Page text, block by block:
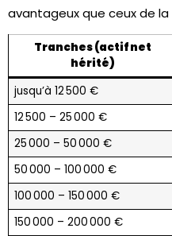
avantageux que ceux de la
Tranches (actif net
hérité)
jusqu’à 12 500 €
12 500 – 25 000 €
25 000 – 50 000 €
50 000 – 100 000 €
100 000 – 150 000 €
150 000 – 200 000 €